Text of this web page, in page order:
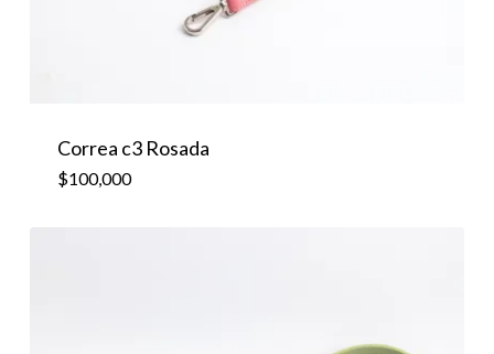
Correa c3 Rosada
$100,000